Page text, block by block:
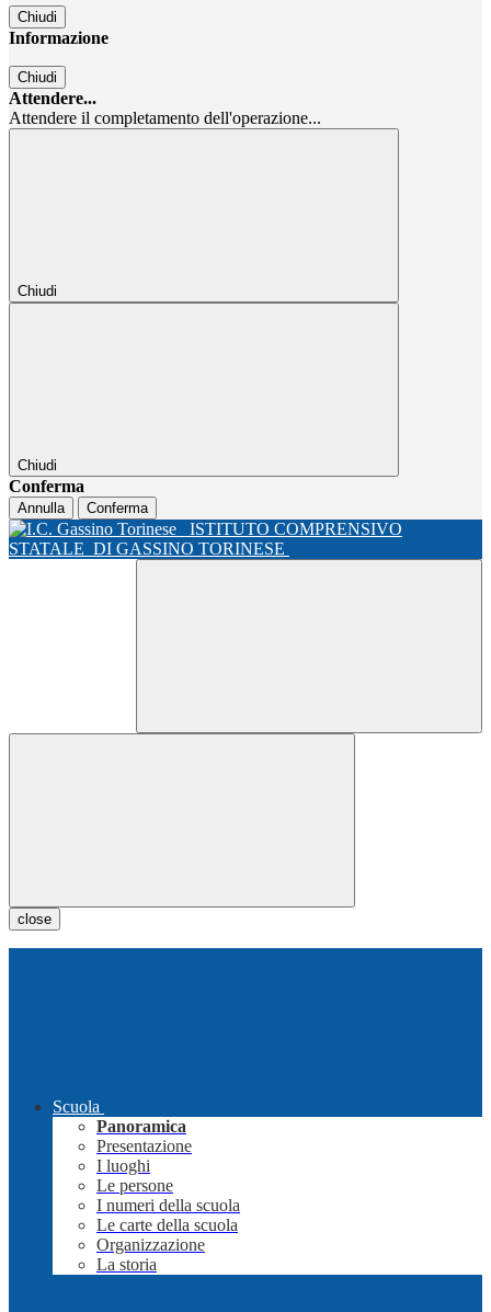
Chiudi
Informazione
Chiudi
Attendere...
Attendere il completamento dell'operazione...
Chiudi
Chiudi
Conferma
Annulla Conferma
ISTITUTO COMPRENSIVO
STATALE DI GASSINO TORINESE
close
Scuola
Panoramica
Presentazione
I luoghi
Le persone
I numeri della scuola
Le carte della scuola
Organizzazione
La storia